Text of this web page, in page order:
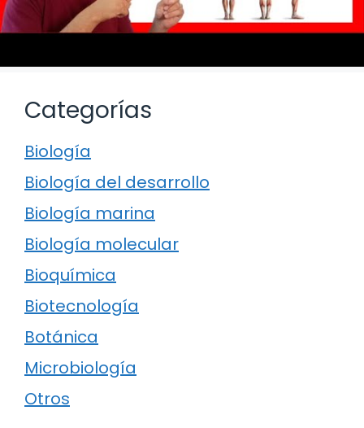
Categorías
Biología
Biología del desarrollo
Biología marina
Biología molecular
Bioquímica
Biotecnología
Botánica
Microbiología
Otros